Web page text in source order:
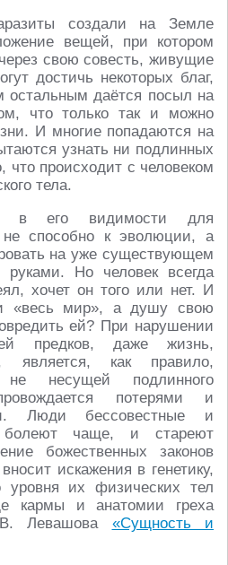
создали на Земле
вещей, при котором
свою совесть, живущие
достичь некоторых благ,
остальным даётся посыл на
что только так и можно
И многие попадаются на
узнать ни подлинных
что происходит с человеком
тела.
его видимости для
способно к эволюции, а
на уже существующем
Но человек всегда
хочет он того или нет. И
«весь мир», а душу свою
ей? При нарушении
предков, даже жизнь,
является, как правило,
не несущей подлинного
потерями и
Люди бессовестные и
болеют чаще, и стареют
божественных законов
искажения в генетику,
уровня их физических тел
кармы и анатомии греха
Левашова «Сущность и